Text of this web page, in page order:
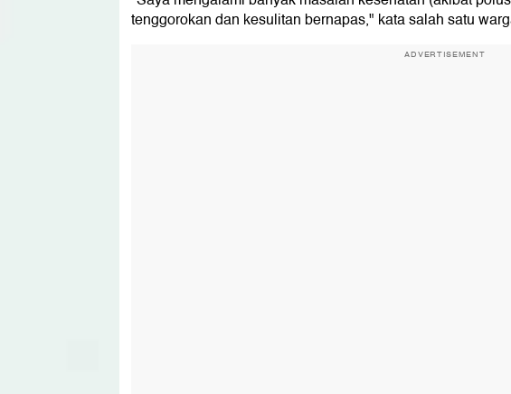
tenggorokan dan kesulitan bernapas," kata salah satu
ADVERTISEMENT